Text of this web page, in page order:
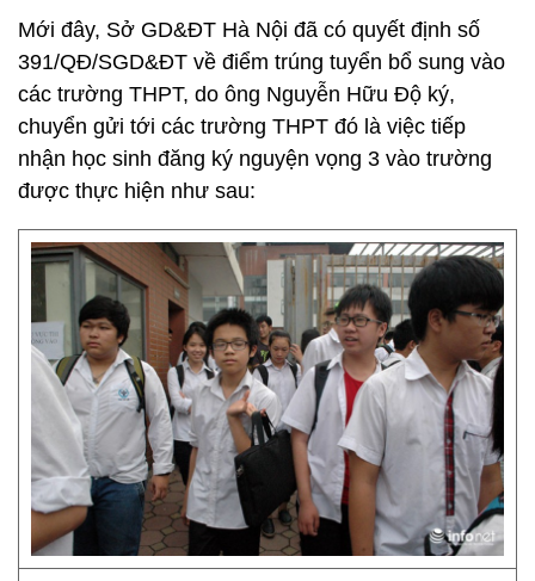
Mới đây, Sở GD&ĐT Hà Nội đã có quyết định số
391/QĐ/SGD&ĐT về điểm trúng tuyển bổ sung vào
các trường THPT, do ông Nguyễn Hữu Độ ký,
chuyển gửi tới các trường THPT đó là việc tiếp
nhận học sinh đăng ký nguyện vọng 3 vào trường
được thực hiện như sau: